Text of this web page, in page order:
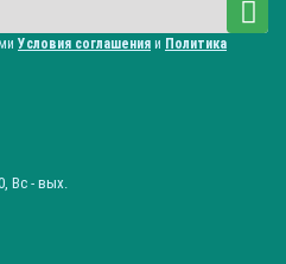
Условия соглашения и Политика
Вc - вых.